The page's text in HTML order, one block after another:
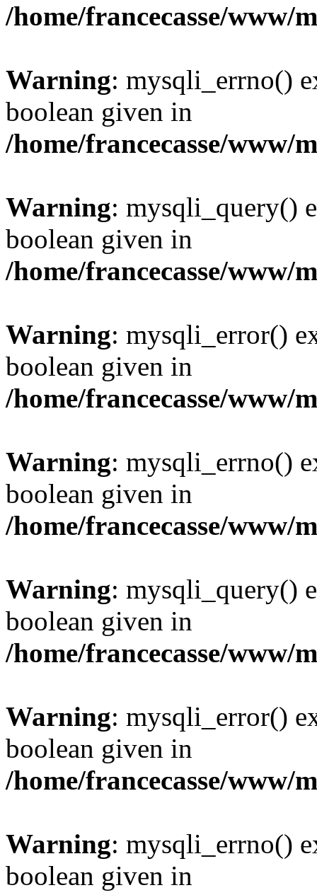
/home/francecasse/www/
Warning: mysqli_errno()
boolean given in
/home/francecasse/www/
Warning: mysqli_query()
boolean given in
/home/francecasse/www/
Warning: mysqli_error()
boolean given in
/home/francecasse/www/
Warning: mysqli_errno()
boolean given in
/home/francecasse/www/
Warning: mysqli_query()
boolean given in
/home/francecasse/www/
Warning: mysqli_error()
boolean given in
/home/francecasse/www/
Warning: mysqli_errno()
boolean given in